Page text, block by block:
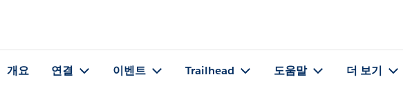
개요 연결 이벤트 Trailhead 도움말 더 보기